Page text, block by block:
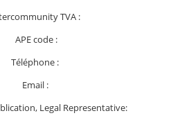
TVA :
APE code :
Téléphone :
Email :
Legal Representative: